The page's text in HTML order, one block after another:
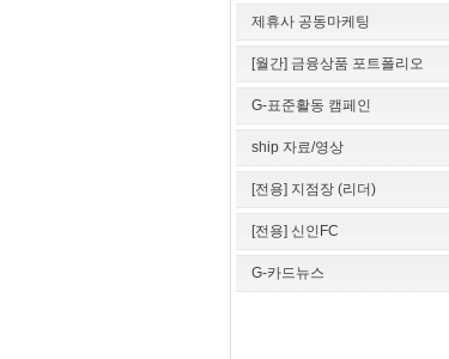
제휴사 공동마케팅
[월간] 금융상품 포트폴리오
G-표준활동 캠페인
ship 자료/영상
[전용] 지점장 (리더)
[전용] 신인FC
G-카드뉴스